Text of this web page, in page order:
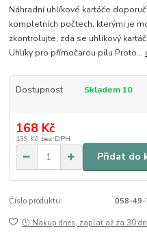
Náhradní uhlíkové kartáče
kompletních počtech, kterými je
zkontrolujte, zda se uhlíkový
Uhlíky pro přímočarou pilu Proto...
Dostupnost Skladem 10
168 Kč
139 Kč bez DPH
Přidat do
Číslo produktu: 058-
🕒 Nakup dnes, zaplať až za 30